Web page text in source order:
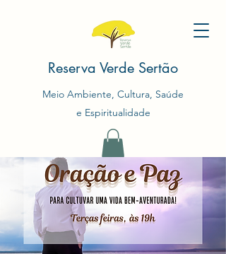
Reserva Verde Sertão
Meio Ambiente, Cultura, Saúde
e Espiritualidade